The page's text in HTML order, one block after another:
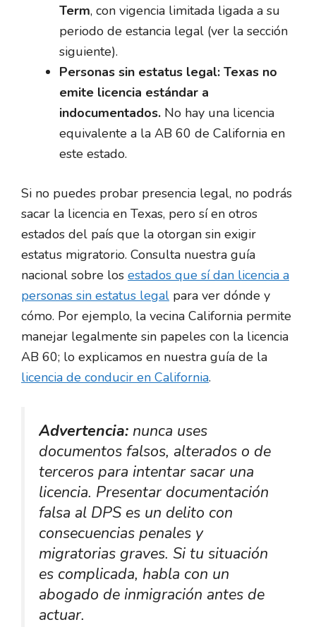
Term, con vigencia limitada ligada a su
periodo de estancia legal (ver la sección
siguiente).
Personas sin estatus legal: Texas no
emite licencia estándar a
indocumentados. No hay una licencia
equivalente a la AB 60 de California en
este estado.
Si no puedes probar presencia legal, no podrás
sacar la licencia en Texas, pero sí en otros
estados del país que la otorgan sin exigir
estatus migratorio. Consulta nuestra guía
nacional sobre los estados que sí dan licencia a
personas sin estatus legal para ver dónde y
cómo. Por ejemplo, la vecina California permite
manejar legalmente sin papeles con la licencia
AB 60; lo explicamos en nuestra guía de la
licencia de conducir en California.
Advertencia: nunca uses
documentos falsos, alterados o de
terceros para intentar sacar una
licencia. Presentar documentación
falsa al DPS es un delito con
consecuencias penales y
migratorias graves. Si tu situación
es complicada, habla con un
abogado de inmigración antes de
actuar.